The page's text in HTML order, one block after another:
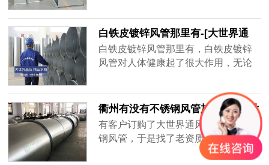
很多电费。
理，新一轮生产要等15天之后才能发
货，客户还等着用呢，于是找到大世
界通风，地处无锡，离工地不远，并
且确保3天出货，客户在验证以后很快
白铁皮镀锌风管那里有-[大世界通
风]
白铁皮镀锌风管那里有，白铁皮镀锌
风管对人体健康起了很大作用，无论
镀锌风管的帮助，有的建筑人口密
集，要全天不停运转，因此白铁皮镀
锌风管质量要好，加强通风效率，避
免损坏。常年做通风工程的客户知道
怎么分辨白铁皮镀锌风管的质量好
坏，而新入行的客户不知道怎么挑质
衢州有没有不锈钢风管加工厂-[大世
界通风]
有客户订购了大世界通风生产的不锈
钢风管，于是找了老资质的安装工人
安装，做过工程很多，到工地上一